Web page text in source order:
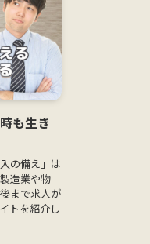
も生き
の備え」は
造業や物
まで求人が
トを紹介し